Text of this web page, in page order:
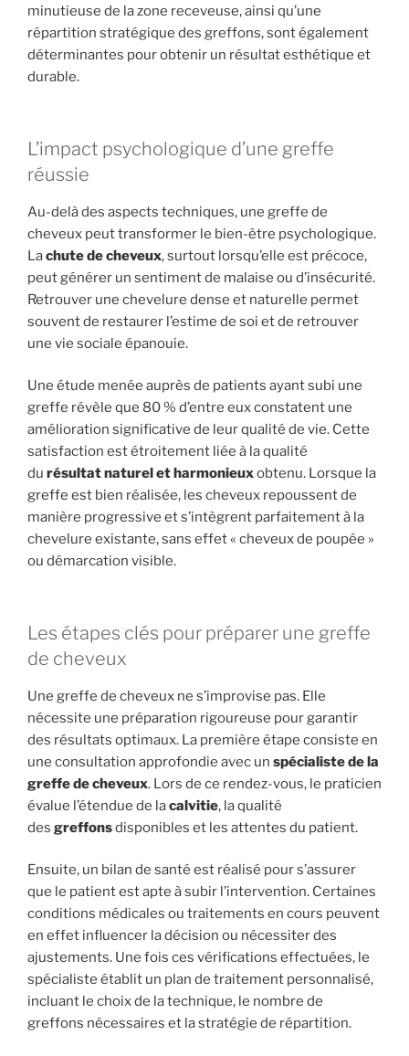
minutieuse de la zone receveuse, ainsi qu’une
répartition stratégique des greffons, sont également
déterminantes pour obtenir un résultat esthétique et
durable.
L’impact psychologique d’une greffe
réussie
Au-delà des aspects techniques, une greffe de
cheveux peut transformer le bien-être psychologique.
Lachute de cheveux, surtout lorsqu’elle est précoce,
peut générer un sentiment de malaise ou d’insécurité.
Retrouver une chevelure dense et naturelle permet
souvent de restaurer l’estime de soi et de retrouver
une vie sociale épanouie.
Une étude menée auprès de patients ayant subi une
greffe révèle que 80 % d’entre eux constatent une
amélioration significative de leur qualité de vie. Cette
satisfaction est étroitement liée à la qualité
du résultat naturel et harmonieuxobtenu. Lorsque la
greffe est bien réalisée, les cheveux repoussent de
manière progressive et s’intègrent parfaitement à la
chevelure existante, sans effet « cheveux de poupée »
ou démarcation visible.
Les étapes clés pour préparer une greffe
de cheveux
Une greffe de cheveux ne s’improvise pas. Elle
nécessite une préparation rigoureuse pour garantir
des résultats optimaux. La première étape consiste en
une consultation approfondie avec un spécialiste de la
greffe de cheveux. Lors de ce rendez-vous, le praticien
évalue l’étendue de lacalvitie, la qualité
des greffonsdisponibles et les attentes du patient.
Ensuite, un bilan de santé est réalisé pour s’assurer
que le patient est apte à subir l’intervention. Certaines
conditions médicales ou traitements en cours peuvent
en effet influencer la décision ou nécessiter des
ajustements. Une fois ces vérifications effectuées, le
spécialiste établit un plan de traitement personnalisé,
incluant le choix de la technique, le nombre de
greffons nécessaires et la stratégie de répartition.